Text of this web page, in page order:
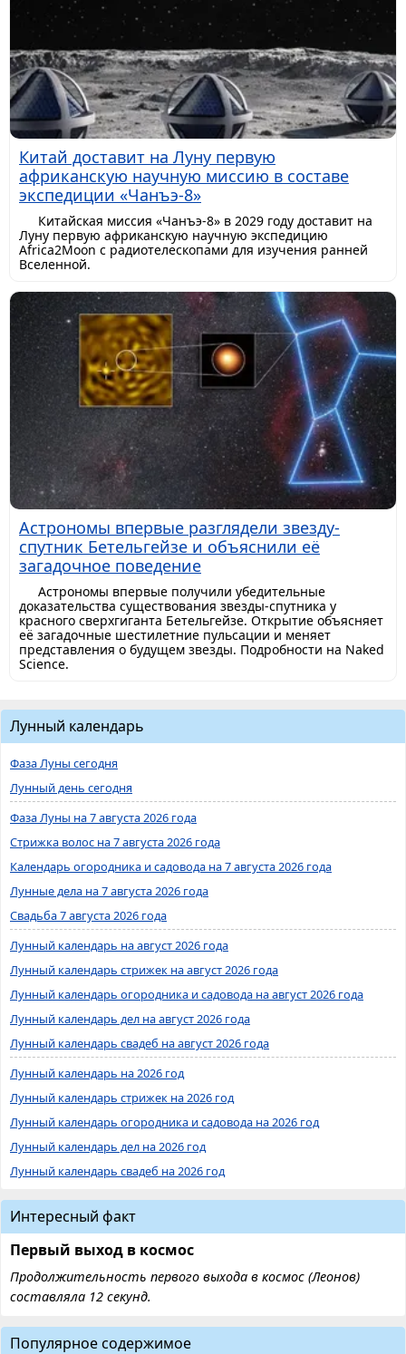
Китай доставит на Луну первую
африканскую научную миссию в составе
экспедиции «Чанъэ-8»
Китайская миссия «Чанъэ-8» в 2029 году доставит на
Луну первую африканскую научную экспедицию
Africa2Moon с радиотелескопами для изучения ранней
Вселенной.
Астрономы впервые разглядели звезду-
спутник Бетельгейзе и объяснили её
загадочное поведение
Астрономы впервые получили убедительные
доказательства существования звезды-спутника у
красного сверхгиганта Бетельгейзе. Открытие объясняет
её загадочные шестилетние пульсации и меняет
представления о будущем звезды. Подробности на Naked
Science.
Лунный календарь
Фаза Луны сегодня
Лунный день сегодня
Фаза Луны на 7 августа 2026 года
Стрижка волос на 7 августа 2026 года
Календарь огородника и садовода на 7 августа 2026 года
Лунные дела на 7 августа 2026 года
Свадьба 7 августа 2026 года
Лунный календарь на август 2026 года
Лунный календарь стрижек на август 2026 года
Лунный календарь огородника и садовода на август 2026 года
Лунный календарь дел на август 2026 года
Лунный календарь свадеб на август 2026 года
Лунный календарь на 2026 год
Лунный календарь стрижек на 2026 год
Лунный календарь огородника и садовода на 2026 год
Лунный календарь дел на 2026 год
Лунный календарь свадеб на 2026 год
Интересный факт
Первый выход в космос
Продолжительность первого выхода в космос (Леонов)
составляла 12 секунд.
Популярное содержимое